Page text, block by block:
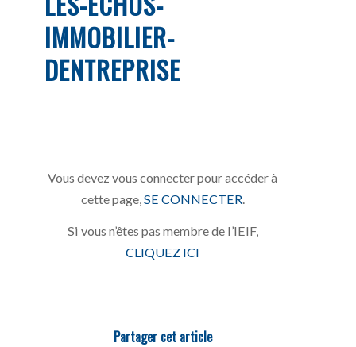
IMMOBILIER-
DENTREPRISE
Vous devez vous connecter pour accéder à
cette page, SE CONNECTER
Si vous n’êtes pas membre de l’IEIF,
CLIQUEZ ICI
Partager cet article